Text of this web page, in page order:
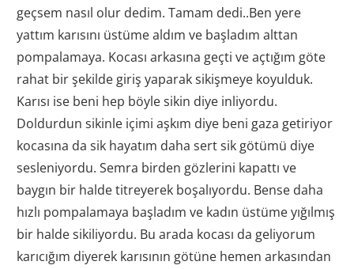
geçsem nasıl olur dedim. Tamam dedi..Ben yere
yattım karısını üstüme aldım ve başladım alttan
pompalamaya. Kocası arkasına geçti ve açtığım göte
rahat bir şekilde giriş yaparak sikişmeye koyulduk.
Karısı ise beni hep böyle sikin diye inliyordu.
Doldurdun sikinle içimi aşkım diye beni gaza getiriyor
kocasına da sik hayatım daha sert sik götümü diye
sesleniyordu. Semra birden gözlerini kapattı ve
baygın bir halde titreyerek boşalıyordu. Bense daha
hızlı pompalamaya başladım ve kadın üstüme yığılmış
bir halde sikiliyordu. Bu arada kocası da geliyorum
karıcığım diyerek karısının götüne hemen arkasından